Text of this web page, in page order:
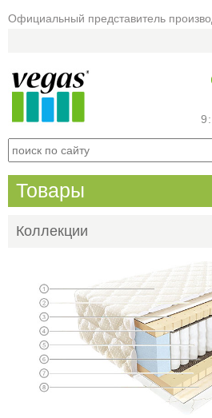
Официальный представитель
Товары
Коллекции